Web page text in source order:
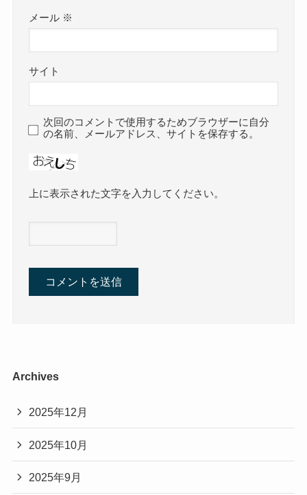
メール ※
サイト
次回のコメントで使用するためブラウザーに自分
の名前、メールアドレス、サイトを保存する。
上に表示された文字を入力してください。
Archives
2025年12月
2025年10月
2025年9月